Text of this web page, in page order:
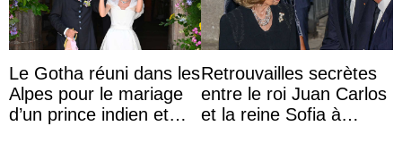
Le Gotha réuni dans les
Alpes pour le mariage
d’un prince indien et
Retrouvailles secrètes
entre le roi Juan Carlos
et la reine Sofia à